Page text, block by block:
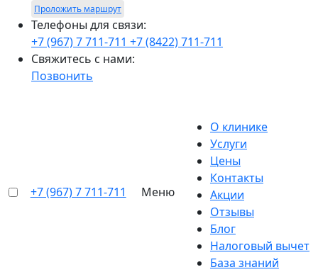
Проложить маршрут
Телефоны для связи:
+7 (967) 7 711-711 +7 (8422) 711-711
Свяжитесь с нами:
Позвонить
+7 (967) 7 711-711 Меню
О клинике
Услуги
Цены
Контакты
Акции
Отзывы
Блог
Налоговый вычет
База знаний